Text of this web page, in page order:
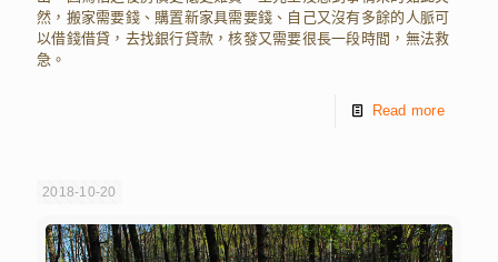
然，搬家需要錢、購置新家具需要錢、自己又沒有多餘的人脈可
以借錢借貸，去找銀行貸款，核發又需要很長一段時間，無法救
急。
Read more
2018-10-20